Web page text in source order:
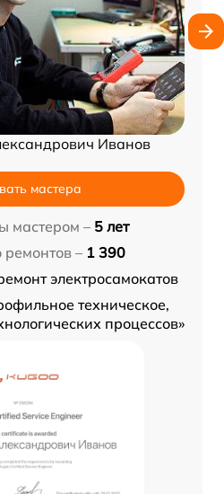
Иванов
мастера
мастером – 5 лет
– 1 390
электросамокатов
техническое,
процессов»